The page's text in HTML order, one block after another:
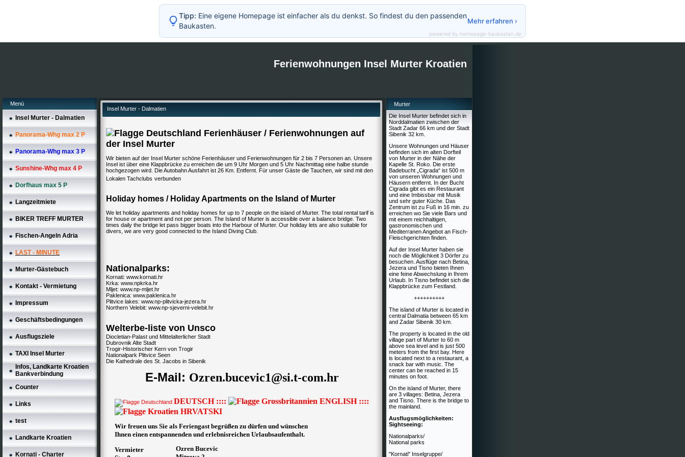
Ferienwohnungen Insel Murter Kroatien
Menü
Insel Murter - Dalmatien
Panorama-Whg max 2 P
Panorama-Whg max 3 P
Sunshine-Whg max 4 P
Dorfhaus max 5 P
Langzeitmiete
BIKER TREFF MURTER
Fischen-Angeln Adria
LAST - MINUTE
Murter-Gästebuch
Kontakt - Vermietung
Impressum
Geschäftsbedingungen
Ausflugsziele
TAXI Insel Murter
Infos, Landkarte Kroatien
Bankverbindung
Counter
Links
test
Landkarte Kroatien
Kornati - Charter
Insel Murter - Dalmatien
Ferienhäuser / Ferienwohnungen auf
der Insel Murter
Wir bieten auf der Insel Murter schöne Ferienhäuser und Ferienwohnungen für 2 bis 7 Personen an. Unsere
Insel ist über eine Klappbrücke zu erreichen die um 9 Uhr Morgen und 5 Uhr Nachmittag eine halbe stunde
hochgezogen wird. Die Autobahn Ausfahrt ist 26 Km. Entfernt. Für unser Gäste die Tauchen, wir sind mit den
Lokalen Tachclubs verbunden
Holiday homes / Holiday Apartments on the Island of Murter
We let holiday apartments and holiday homes for up to 7 people on the island of Murter. The total rental tarif is
for house or apartment and not per person. The Island of Murter is accessible over a balance bridge. Two
times daily the bridge let pass bigger boats into the Harbour of Murter. Our holiday lets are also suitable for
divers, we are very good connected to the Island Diving Club.
Nationalparks:
Kornati: www.kornati.hr
Krka: www.npkrka.hr
Mljet: www.np-mljet.hr
Paklenica: www.paklenica.hr
Plitvice lakes: www.np-plitvicka-jezera.hr
Northern Velebit: www.np-sjeverni-velebit.hr
Welterbe-liste von Unsco
Diocletian-Palast und Mittelalterlicher Stadt
Dubrovnik Alte Stadt
Trogir-Historischer Kern von Trogir
Nationalpark Plitvice Seen
Die Kathedrale des St. Jacobs in Sibenik
E-Mail: Ozren.bucevic1@si.t-com.hr
DEUTSCH ::::
ENGLISH ::::
HRVATSKI
Wir freuen uns Sie als Feriengast begrüßen zu dürfen und wünschen
Ihnen einen entspannenden und erlebnisreichen Urlaubsaufenthalt.
Vermieter
Ozren Bucevic
Murter
Die Insel Murter befindet sich in
Norddalmatien zwischen der
Stadt Zadar 66 km und der Stadt
Sibenik 32 km.
Unsere Wohnungen und Häuser
befinden sich im alten Dorfteil
von Murter in der Nähe der
Kapelle St. Roko. Die erste
Badebucht „Cigrada“ ist 500 m
von unseren Wohnungen und
Häusern entfernt. In der Bucht
Cigrada gibt es ein Restaurant
und eine Imbissbar mit Musik
und sehr guter Küche. Das
Zentrum ist zu Fuß in 16 min. zu
erreichen wo Sie viele Bars und
mit einem reichhaltigen,
gastronomischen und
Mediterranen Angebot an Fisch-
Fleischgerichten finden.
Auf der Insel Murter haben sie
noch die Möglichkeit 3 Dörfer zu
besuchen. Ausflüge nach Betina,
Jezera und Tisno bieten Ihnen
eine feine Abwechslung in Ihrem
Urlaub. In Tisno befindet sich die
Klappbrücke zum Festland.
++++++++++
The island of Murter is located in
central Dalmatia between 65 km
and Zadar Sibenik 30 km.
The property is located in the old
village part of Murter to 60 m
above sea level and is just 500
meters from the first bay. Here
is located next to a restaurant, a
snack bar with music. The
center can be reached in 15
minutes on foot.
On the island of Murter, there
are 3 villages: Betina, Jezera
and Tisno. There is the bridge to
the mainland.
Ausflugsmöglichkeiten:
Sightseeing:
Nationalparks/
National parks
"Kornati" Inselgruppe/
Tipp: Eine eigene Homepage ist einfacher als du denkst. So findest du den passenden
Baukasten.
Mehr erfahren ›
powered by homepage-baukasten.de